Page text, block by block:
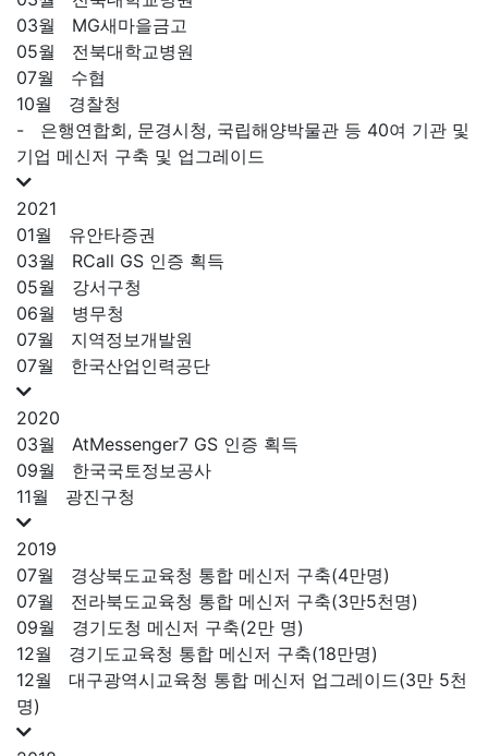
03월
MG새마을금고
05월
전북대학교병원
07월
수협
10월
경찰청
-
은행연합회, 문경시청, 국립해양박물관 등 40여 기관 및
기업 메신저 구축 및 업그레이드
2021
01월
유안타증권
03월
RCall GS 인증 획득
05월
강서구청
06월
병무청
07월
지역정보개발원
07월
한국산업인력공단
2020
03월
AtMessenger7 GS 인증 획득
09월
한국국토정보공사
11월
광진구청
2019
07월
경상북도교육청 통합 메신저 구축(4만명)
07월
전라북도교육청 통합 메신저 구축(3만5천명)
09월
경기도청 메신저 구축(2만 명)
12월
경기도교육청 통합 메신저 구축(18만명)
12월
대구광역시교육청 통합 메신저 업그레이드(3만 5천
명)